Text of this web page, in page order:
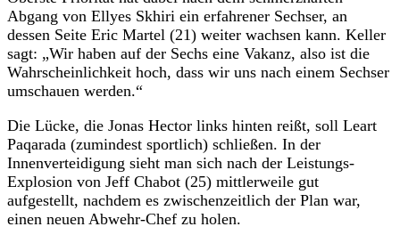
Abgang von Ellyes Skhiri ein erfahrener Sechser, an
dessen Seite Eric Martel (21) weiter wachsen kann. Keller
sagt: „Wir haben auf der Sechs eine Vakanz, also ist die
Wahrscheinlichkeit hoch, dass wir uns nach einem Sechser
umschauen werden.“
Die Lücke, die Jonas Hector links hinten reißt, soll Leart
Paqarada (zumindest sportlich) schließen. In der
Innenverteidigung sieht man sich nach der Leistungs-
Explosion von Jeff Chabot (25) mittlerweile gut
aufgestellt, nachdem es zwischenzeitlich der Plan war,
einen neuen Abwehr-Chef zu holen.